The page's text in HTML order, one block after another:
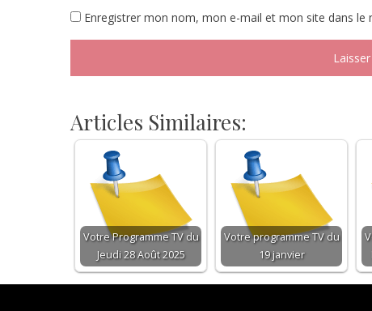
Enregistrer mon nom, mon e-mail et mon site dans
Articles Similaires:
Votre Programme TV du
Jeudi 28 Août 2025
Votre programme TV du
19 janvier